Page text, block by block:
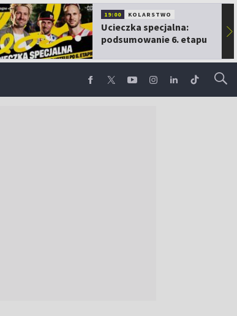
19:00 KOLARSTWO
Ucieczka specjalna:
podsumowanie 6. etapu
▶